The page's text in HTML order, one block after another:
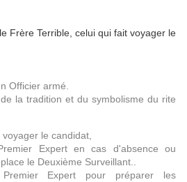
Frère Terrible, celui qui fait voyager le
Officier armé.
la tradition et du symbolisme du rite
le candidat,
Expert en cas d'absence ou
le Deuxième Surveillant..
Expert pour
préparer les